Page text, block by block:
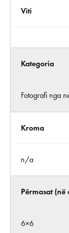
Viti
Kategoria
Fotografi nga
Kroma
n/a
Përmasat (në
6×6